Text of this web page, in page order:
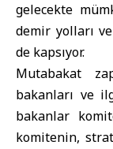
gelecekte
demir yolları
de kapsıyor.
Mutabakat
bakanları ve
bakanlar
komitenin,